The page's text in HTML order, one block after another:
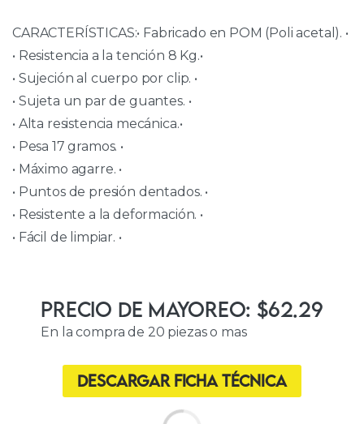
CARACTERÍSTICAS:• Fabricado en POM (Poli acetal). •
• Resistencia a la tención 8 Kg.•
• Sujeción al cuerpo por clip. •
• Sujeta un par de guantes. •
• Alta resistencia mecánica.•
• Pesa 17 gramos. •
• Máximo agarre. •
• Puntos de presión dentados. •
• Resistente a la deformación. •
• Fácil de limpiar. •
Precio de Mayoreo: $62.29
En la compra de 20 piezas o mas
Descargar ficha técnica